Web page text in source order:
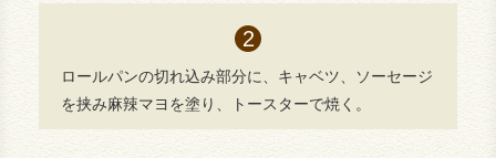
ロールパンの切れ込み部分に、キャベツ、ソーセージ
を挟み麻辣マヨを塗り、トースターで焼く。